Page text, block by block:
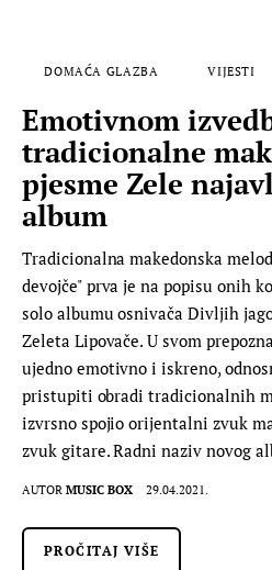
DOMAĆA GLAZBA VIJESTI
Emotivnom
tradicionalne
pjesme Zele
album
Tradicionalna makedonska
devojče" prva je na popisu onih
solo albumu osnivača Divljih
Zeleta Lipovače. U svom
ujedno emotivno i iskreno,
pristupiti obradi tradicionalnih
izvrsno spojio orijentalni zvuk
zvuk gitare. Radni naziv novog
AUTOR MUSIC BOX 29.04.2021.
PROČITAJ VIŠE